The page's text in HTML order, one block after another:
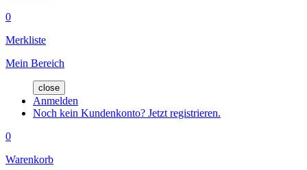
0
Merkliste
Mein Bereich
close
Anmelden
Noch kein Kundenkonto? Jetzt registrieren.
0
Warenkorb